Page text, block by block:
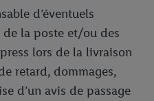
d’éventuels
la poste et/ou des
lors de la livraison
retard, dommages,
d’un avis de passage